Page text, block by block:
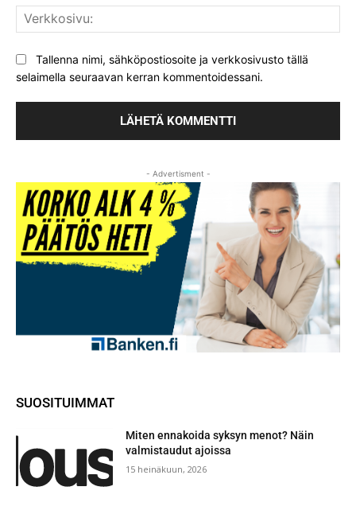
Tallenna nimi, sähköpostiosoite ja verkkosivusto tällä
selaimella seuraavan kerran kommentoidessani.
- Advertisment -
SUOSITUIMMAT
Miten ennakoida syksyn menot? Näin
valmistaudut ajoissa
15 heinäkuun, 2026